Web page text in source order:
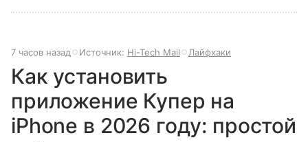
7 часов назад Источник: Hi-Tech Mail Лайфхаки
Как установить
приложение Купер на
iPhone в 2026 году: простой